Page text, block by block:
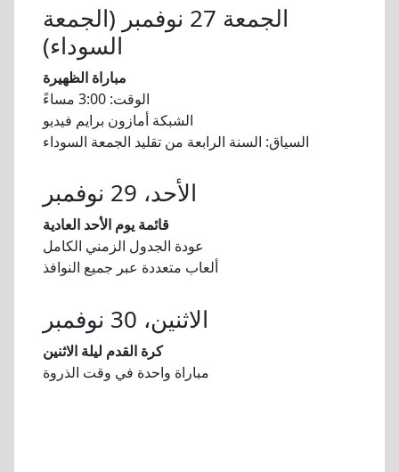
الجمعة 27 نوفمبر (الجمعة
السوداء)
مباراة الظهيرة
الوقت: 3:00 مساءً
الشبكة أمازون برايم فيديو
السياق: السنة الرابعة من تقليد الجمعة السوداء
الأحد، 29 نوفمبر
قائمة يوم الأحد العادية
عودة الجدول الزمني الكامل
ألعاب متعددة عبر جميع النوافذ
الاثنين، 30 نوفمبر
كرة القدم ليلة الاثنين
مباراة واحدة في وقت الذروة